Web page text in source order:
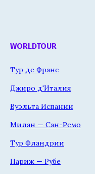
WORLDTOUR
Тур де Франс
Джиро д'Италия
Вуэльта Испании
Милан — Сан-Ремо
Тур Фландрии
Париж — Рубе